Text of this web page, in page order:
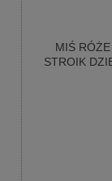
MIŚ
STROIK